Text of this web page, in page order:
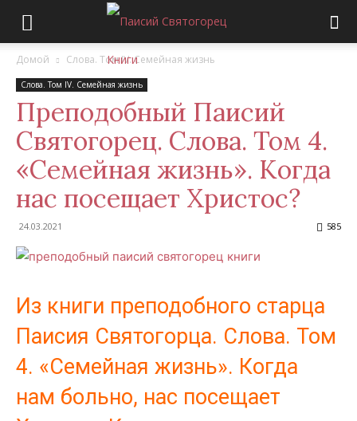
Домой Слова. Том IV. Семейная жизнь
Слова. Том IV. Семейная жизнь
Преподобный Паисий
Святогорец. Слова. Том 4.
«Семейная жизнь». Когда
нас посещает Христос?
24.03.2021 585
Из книги преподобного старца
Паисия Святогорца. Слова. Том
4. «Семейная жизнь». Когда
нам больно, нас посещает